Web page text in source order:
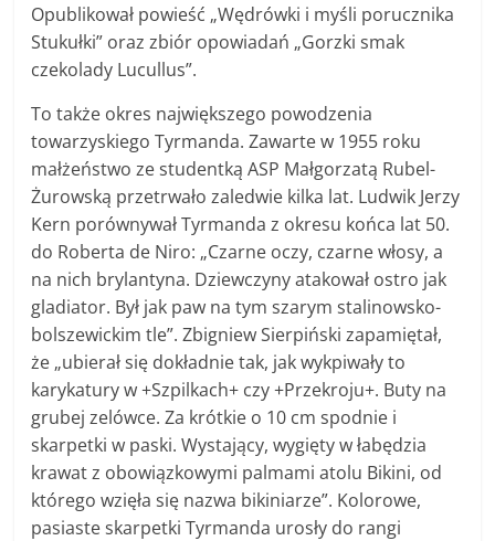
Opublikował powieść „Wędrówki i myśli porucznika
Stukułki” oraz zbiór opowiadań „Gorzki smak
czekolady Lucullus”.
To także okres największego powodzenia
towarzyskiego Tyrmanda. Zawarte w 1955 roku
małżeństwo ze studentką ASP Małgorzatą Rubel-
Żurowską przetrwało zaledwie kilka lat. Ludwik Jerzy
Kern porównywał Tyrmanda z okresu końca lat 50.
do Roberta de Niro: „Czarne oczy, czarne włosy, a
na nich brylantyna. Dziewczyny atakował ostro jak
gladiator. Był jak paw na tym szarym stalinowsko-
bolszewickim tle”. Zbigniew Sierpiński zapamiętał,
że „ubierał się dokładnie tak, jak wykpiwały to
karykatury w +Szpilkach+ czy +Przekroju+. Buty na
grubej zelówce. Za krótkie o 10 cm spodnie i
skarpetki w paski. Wystający, wygięty w łabędzia
krawat z obowiązkowymi palmami atolu Bikini, od
którego wzięła się nazwa bikiniarze”. Kolorowe,
pasiaste skarpetki Tyrmanda urosły do rangi